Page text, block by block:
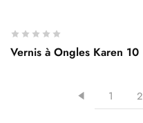
Vernis à Ongles Karen 10
1 2